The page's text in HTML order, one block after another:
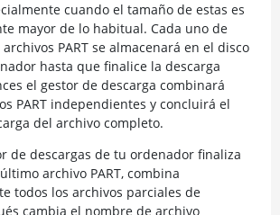
cuando el tamaño de estas es
mayor de lo habitual. Cada uno de
PART se almacenará en el disco
hasta que finalice la descarga
el gestor de descarga combinará
PART independientes y concluirá el
del archivo completo.
de descargas de tu ordenador finaliza
archivo PART, combina
todos los archivos parciales de
cambia el nombre de archivo